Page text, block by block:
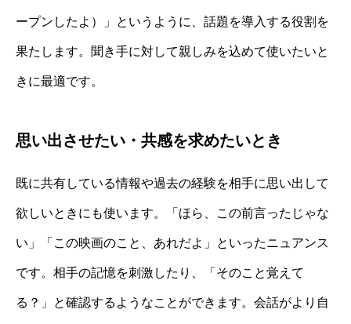
ープンしたよ）」というように、話題を導入する役割を
果たします。聞き手に対して親しみを込めて使いたいと
きに最適です。
思い出させたい・共感を求めたいとき
既に共有している情報や過去の経験を相手に思い出して
欲しいときにも使います。「ほら、この前言ったじゃな
い」「この映画のこと、あれだよ」といったニュアンス
です。相手の記憶を刺激したり、「そのこと覚えて
る？」と確認するようなことができます。会話がより自